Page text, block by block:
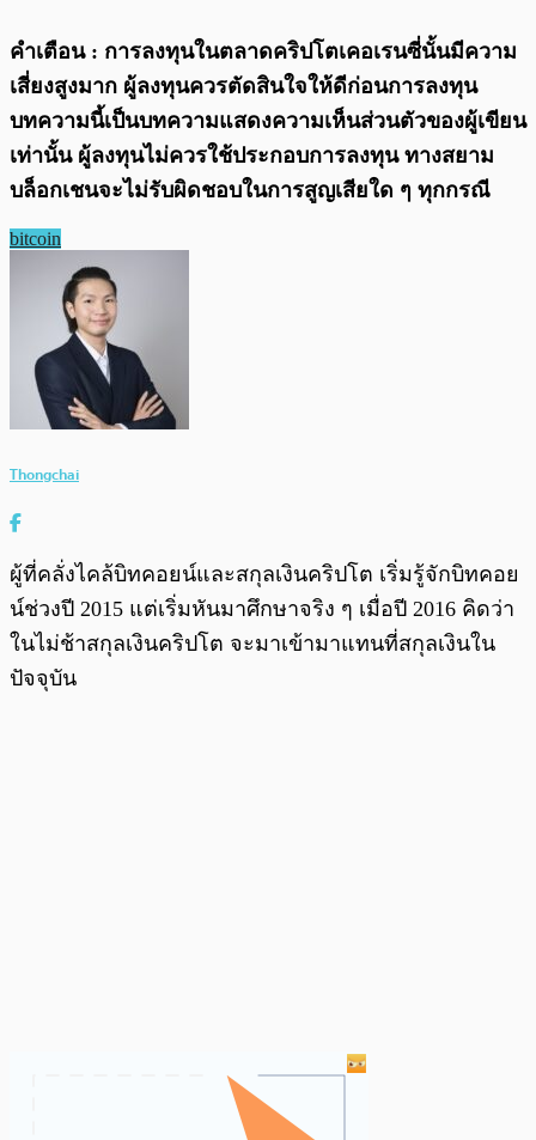
คำเตือน : การลงทุนในตลาดคริปโตเคอเรนซี่นั้นมีความ
เสี่ยงสูงมาก ผู้ลงทุนควรตัดสินใจให้ดีก่อนการลงทุน
บทความนี้เป็นบทความแสดงความเห็นส่วนตัวของผู้เขียน
เท่านั้น ผู้ลงทุนไม่ควรใช้ประกอบการลงทุน ทางสยาม
บล็อกเชนจะไม่รับผิดชอบในการสูญเสียใด ๆ ทุกกรณี
bitcoin
Thongchai
ผู้ที่คลั่งไคล้บิทคอยน์และสกุลเงินคริปโต เริ่มรู้จักบิทคอย
น์ช่วงปี 2015 แต่เริ่มหันมาศึกษาจริง ๆ เมื่อปี 2016 คิดว่า
ในไม่ช้าสกุลเงินคริปโต จะมาเข้ามาแทนที่สกุลเงินใน
ปัจจุบัน